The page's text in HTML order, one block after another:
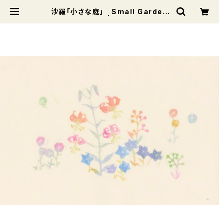
沙羅「小さな庭」 Small Garden